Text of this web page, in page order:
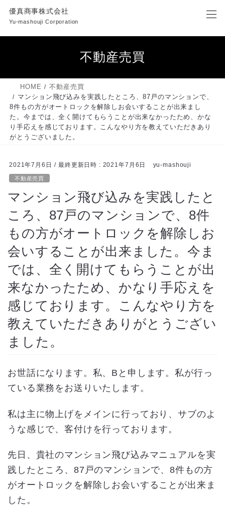
ン
キ
ー
に
優真商事株式会社
Yu-mashouji Corporation
不動産売買
HOME
不動産売買
マンション飛び込みを実践したところ、87戸のマンションで、
8件もの方がオートロックを解除しお会いすることが出来まし
た。今までは、全く開けてもらうことが出来なかったため、かな
り手応えを感じております。こんなやり方を教えていただきあり
がとうございました。
2021年7月6日 / 最終更新日時 : 2021年7月6日 yu-mashouji
不動産売買
マンション飛び込みを実践したと
ころ、87戸のマンションで、8件
もの方がオートロックを解除しお
会いすることが出来ました。今ま
では、全く開けてもらうことが出
来なかったため、かなり手応えを
感じております。こんなやり方を
教えていただきありがとうござい
ました。
お世話になります。私、Bと申します。私が行っ
ている業務をお送りいたします。
私は主に物上げをメインに行っており、サブのよ
うな感じで、客付けを行っております。
先日、貴社のマンション飛び込みマニュアルを実
践したところ、87戸のマンションで、8件もの方
がオートロックを解除しお会いすることが出来ま
した。